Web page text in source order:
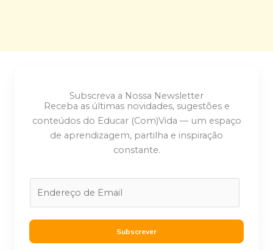
Subscreva a Nossa Newsletter
Receba as últimas novidades, sugestões e
conteúdos do Educar (Com)Vida — um espaço
de aprendizagem, partilha e inspiração
constante.
l
Subscrever